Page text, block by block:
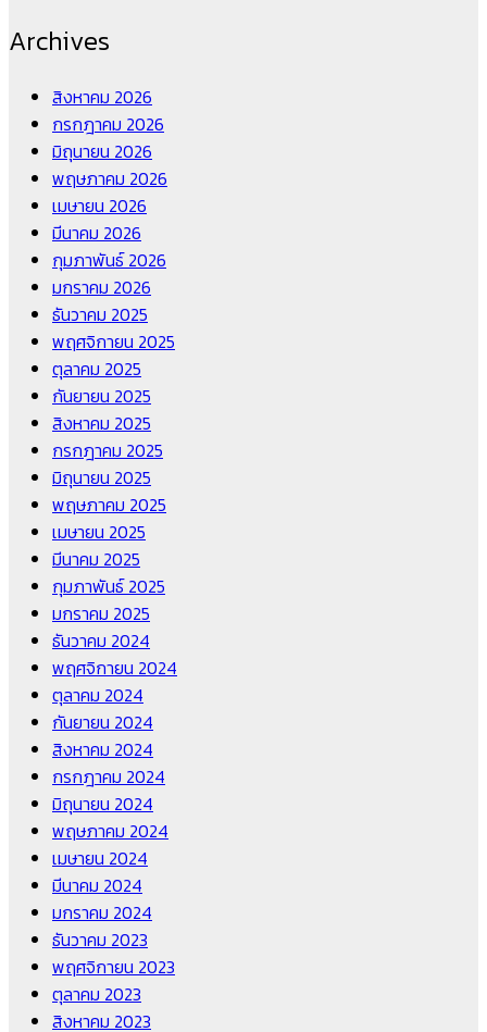
Archives
สิงหาคม 2026
กรกฎาคม 2026
มิถุนายน 2026
พฤษภาคม 2026
เมษายน 2026
มีนาคม 2026
กุมภาพันธ์ 2026
มกราคม 2026
ธันวาคม 2025
พฤศจิกายน 2025
ตุลาคม 2025
กันยายน 2025
สิงหาคม 2025
กรกฎาคม 2025
มิถุนายน 2025
พฤษภาคม 2025
เมษายน 2025
มีนาคม 2025
กุมภาพันธ์ 2025
มกราคม 2025
ธันวาคม 2024
พฤศจิกายน 2024
ตุลาคม 2024
กันยายน 2024
สิงหาคม 2024
กรกฎาคม 2024
มิถุนายน 2024
พฤษภาคม 2024
เมษายน 2024
มีนาคม 2024
มกราคม 2024
ธันวาคม 2023
พฤศจิกายน 2023
ตุลาคม 2023
สิงหาคม 2023